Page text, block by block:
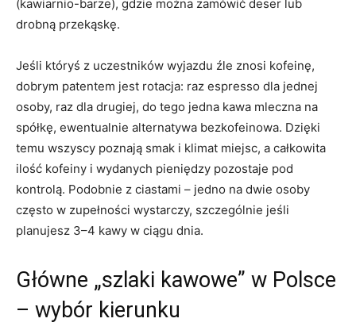
(kawiarnio-barze), gdzie można zamówić deser lub
drobną przekąskę.
Jeśli któryś z uczestników wyjazdu źle znosi kofeinę,
dobrym patentem jest rotacja: raz espresso dla jednej
osoby, raz dla drugiej, do tego jedna kawa mleczna na
spółkę, ewentualnie alternatywa bezkofeinowa. Dzięki
temu wszyscy poznają smak i klimat miejsc, a całkowita
ilość kofeiny i wydanych pieniędzy pozostaje pod
kontrolą. Podobnie z ciastami – jedno na dwie osoby
często w zupełności wystarczy, szczególnie jeśli
planujesz 3–4 kawy w ciągu dnia.
Główne „szlaki kawowe” w Polsce
– wybór kierunku